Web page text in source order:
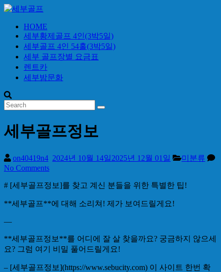
Skip
content
시
간
료
상
HOME
세부황제골프 4인(3박5일)
세부골프 4인 54홀(3박5일)
세부 골프장별 요금표
렌트카
세부밤문화
세부골프정보
on40419n4 2024년 10월 14일2025년 12월 01일
미분류
No Comments
# [세부골프정보]를 찾고 계신 분들을 위한 특별한 팁!
**세부골프**에 대해 소리쳐! 제가 보여드릴게요!
—
**세부골프정보**를 어디에 잘 살 찾을까요? 궁금하지 않으세
요? 그럼 여기 비밀 풀어드릴게요!
– [세부골프정보](https://www.sebucity.com) 이 사이트 한번 확